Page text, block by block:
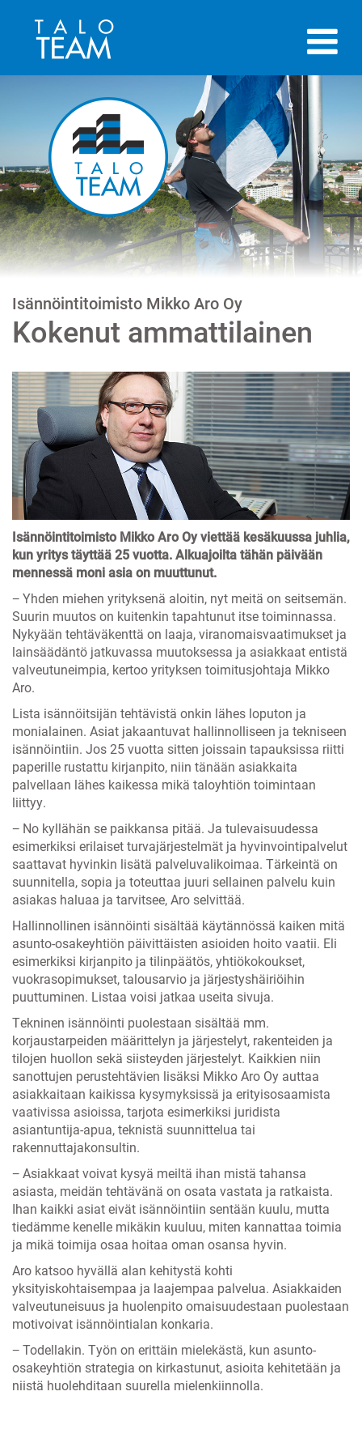
Isännöintitoimisto Mikko Aro Oy
Kokenut ammattilainen
Isännöintitoimisto Mikko Aro Oy viettää kesäkuussa juhlia,
kun yritys täyttää 25 vuotta. Alkuajoilta tähän päivään
mennessä moni asia on muuttunut.
− Yhden miehen yrityksenä aloitin, nyt meitä on seitsemän.
Suurin muutos on kuitenkin tapahtunut itse toiminnassa.
Nykyään tehtäväkenttä on laaja, viranomaisvaatimukset ja
lainsäädäntö jatkuvassa muutoksessa ja asiakkaat entistä
valveutuneimpia, kertoo yrityksen toimitusjohtaja Mikko
Aro.
Lista isännöitsijän tehtävistä onkin lähes loputon ja
monialainen. Asiat jakaantuvat hallinnolliseen ja tekniseen
isännöintiin. Jos 25 vuotta sitten joissain tapauksissa riitti
paperille rustattu kirjanpito, niin tänään asiakkaita
palvellaan lähes kaikessa mikä taloyhtiön toimintaan
liittyy.
− No kyllähän se paikkansa pitää. Ja tulevaisuudessa
esimerkiksi erilaiset turvajärjestelmät ja hyvinvointipalvelut
saattavat hyvinkin lisätä palveluvalikoimaa. Tärkeintä on
suunnitella, sopia ja toteuttaa juuri sellainen palvelu kuin
asiakas haluaa ja tarvitsee, Aro selvittää.
Hallinnollinen isännöinti sisältää käytännössä kaiken mitä
asunto-osakeyhtiön päivittäisten asioiden hoito vaatii. Eli
esimerkiksi kirjanpito ja tilinpäätös, yhtiökokoukset,
vuokrasopimukset, talousarvio ja järjestyshäiriöihin
puuttuminen. Listaa voisi jatkaa useita sivuja.
Tekninen isännöinti puolestaan sisältää mm.
korjaustarpeiden määrittelyn ja järjestelyt, rakenteiden ja
tilojen huollon sekä siisteyden järjestelyt. Kaikkien niin
sanottujen perustehtävien lisäksi Mikko Aro Oy auttaa
asiakkaitaan kaikissa kysymyksissä ja erityisosaamista
vaativissa asioissa, tarjota esimerkiksi juridista
asiantuntija-apua, teknistä suunnittelua tai
rakennuttajakonsultin.
− Asiakkaat voivat kysyä meiltä ihan mistä tahansa
asiasta, meidän tehtävänä on osata vastata ja ratkaista.
Ihan kaikki asiat eivät isännöintiin sentään kuulu, mutta
tiedämme kenelle mikäkin kuuluu, miten kannattaa toimia
ja mikä toimija osaa hoitaa oman osansa hyvin.
Aro katsoo hyvällä alan kehitystä kohti
yksityiskohtaisempaa ja laajempaa palvelua. Asiakkaiden
valveutuneisuus ja huolenpito omaisuudestaan puolestaan
motivoivat isännöintialan konkaria.
− Todellakin. Työn on erittäin mielekästä, kun asunto-
osakeyhtiön strategia on kirkastunut, asioita kehitetään ja
niistä huolehditaan suurella mielenkiinnolla.